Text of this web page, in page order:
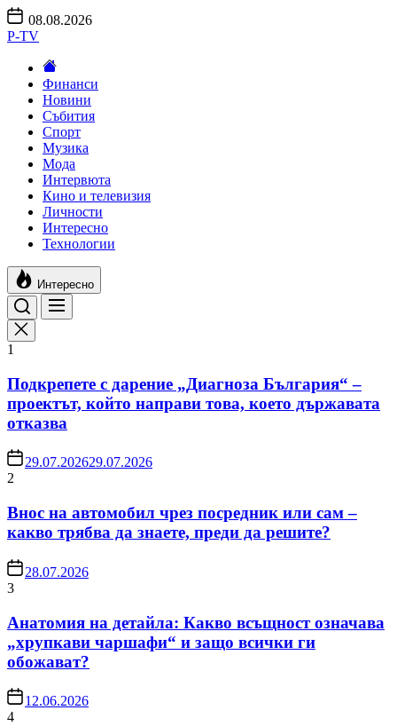
Skip
to
the
content
08.08.2026
P-TV
Финанси
Новини
Събития
Спорт
Музика
Мода
Интервюта
Кино и телевизия
Личности
Интересно
Технологии
Интересно
1
Подкрепете с дарение „Диагноза България“ –
проектът, който направи това, което държавата
отказва
29.07.202629.07.2026
2
Внос на автомобил чрез посредник или сам –
какво трябва да знаете, преди да решите?
28.07.2026
3
Анатомия на детайла: Какво всъщност означава
„хрупкави чаршафи“ и защо всички ги
обожават?
12.06.2026
4